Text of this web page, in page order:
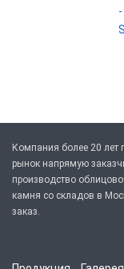
Компания более 20 лет
рынок напрямую
производство
камня со складов в
заказ.